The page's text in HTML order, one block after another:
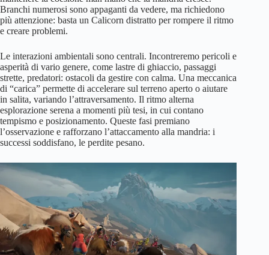
Branchi numerosi sono appaganti da vedere, ma richiedono
più attenzione: basta un Calicorn distratto per rompere il ritmo
e creare problemi.
Le interazioni ambientali sono centrali. Incontreremo pericoli e
asperità di vario genere, come lastre di ghiaccio, passaggi
strette, predatori: ostacoli da gestire con calma. Una meccanica
di “carica” permette di accelerare sul terreno aperto o aiutare
in salita, variando l’attraversamento. Il ritmo alterna
esplorazione serena a momenti più tesi, in cui contano
tempismo e posizionamento. Queste fasi premiano
l’osservazione e rafforzano l’attaccamento alla mandria: i
successi soddisfano, le perdite pesano.